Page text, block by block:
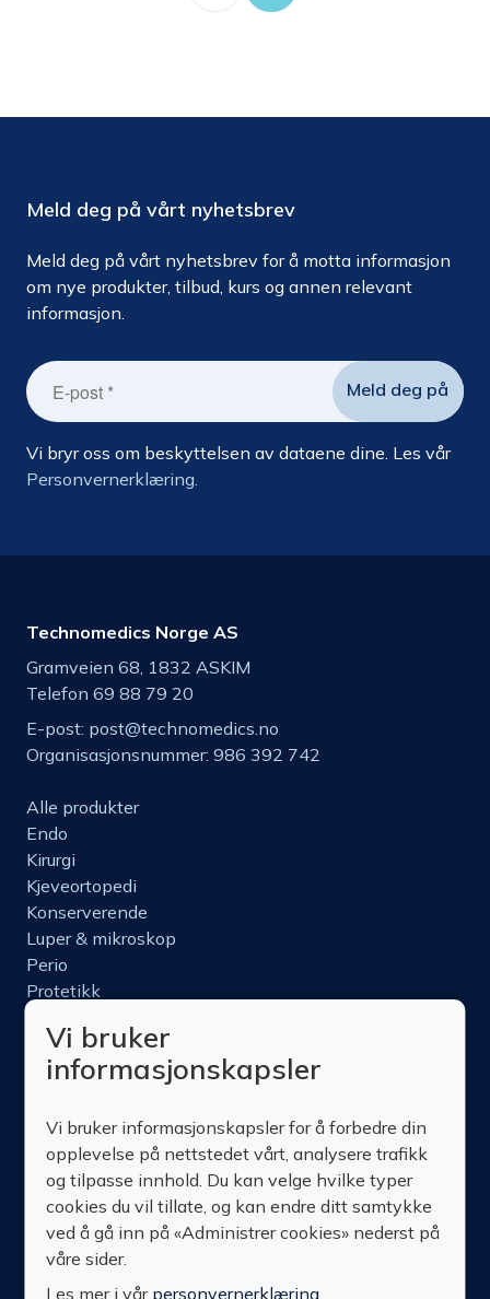
Meld deg på vårt nyhetsbrev
Meld deg på vårt nyhetsbrev for å motta informasjon
om nye produkter, tilbud, kurs og annen relevant
informasjon.
Vi bryr oss om beskyttelsen av dataene dine. Les vår
Personvernerklæring.
Technomedics Norge AS
Gramveien 68, 1832 ASKIM
Telefon 69 88 79 20
E-post: post@technomedics.no
Organisasjonsnummer: 986 392 742
Alle produkter
Endo
Kirurgi
Kjeveortopedi
Konserverende
Luper & mikroskop
Perio
Protetikk
Nettbutikk
Om oss
Kontakt oss
Vi bruker
informasjonskapsler
Vi bruker informasjonskapsler for å forbedre din
opplevelse på nettstedet vårt, analysere trafikk
og tilpasse innhold. Du kan velge hvilke typer
cookies du vil tillate, og kan endre ditt samtykke
ved å gå inn på «Administrer cookies» nederst på
våre sider.
Les mer i vår personvernerklæring